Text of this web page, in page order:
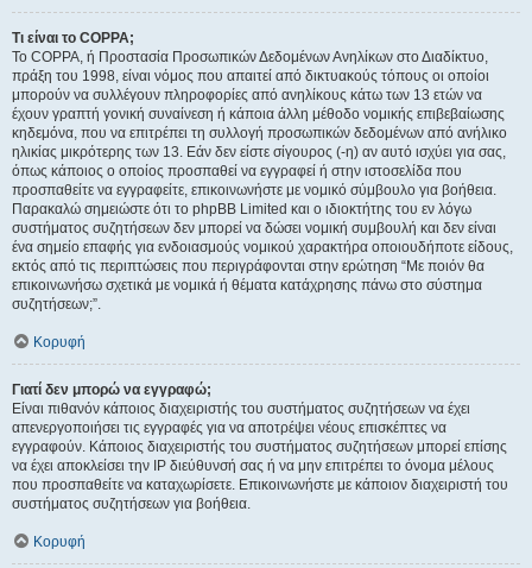
Τι είναι το COPPA;
Το COPPA, ή Προστασία Προσωπικών Δεδομένων Ανηλίκων στο Διαδίκτυο,
πράξη του 1998, είναι νόμος που απαιτεί από δικτυακούς τόπους οι οποίοι
μπορούν να συλλέγουν πληροφορίες από ανηλίκους κάτω των 13 ετών να
έχουν γραπτή γονική συναίνεση ή κάποια άλλη μέθοδο νομικής επιβεβαίωσης
κηδεμόνα, που να επιτρέπει τη συλλογή προσωπικών δεδομένων από ανήλικο
ηλικίας μικρότερης των 13. Εάν δεν είστε σίγουρος (-η) αν αυτό ισχύει για σας,
όπως κάποιος ο οποίος προσπαθεί να εγγραφεί ή στην ιστοσελίδα που
προσπαθείτε να εγγραφείτε, επικοινωνήστε με νομικό σύμβουλο για βοήθεια.
Παρακαλώ σημειώστε ότι το phpBB Limited και ο ιδιοκτήτης του εν λόγω
συστήματος συζητήσεων δεν μπορεί να δώσει νομική συμβουλή και δεν είναι
ένα σημείο επαφής για ενδοιασμούς νομικού χαρακτήρα οποιουδήποτε είδους,
εκτός από τις περιπτώσεις που περιγράφονται στην ερώτηση “Με ποιόν θα
επικοινωνήσω σχετικά με νομικά ή θέματα κατάχρησης πάνω στο σύστημα
συζητήσεων;”.
Κορυφή
Γιατί δεν μπορώ να εγγραφώ;
Είναι πιθανόν κάποιος διαχειριστής του συστήματος συζητήσεων να έχει
απενεργοποιήσει τις εγγραφές για να αποτρέψει νέους επισκέπτες να
εγγραφούν. Κάποιος διαχειριστής του συστήματος συζητήσεων μπορεί επίσης
να έχει αποκλείσει την IP διεύθυνσή σας ή να μην επιτρέπει το όνομα μέλους
που προσπαθείτε να καταχωρίσετε. Επικοινωνήστε με κάποιον διαχειριστή του
συστήματος συζητήσεων για βοήθεια.
Κορυφή